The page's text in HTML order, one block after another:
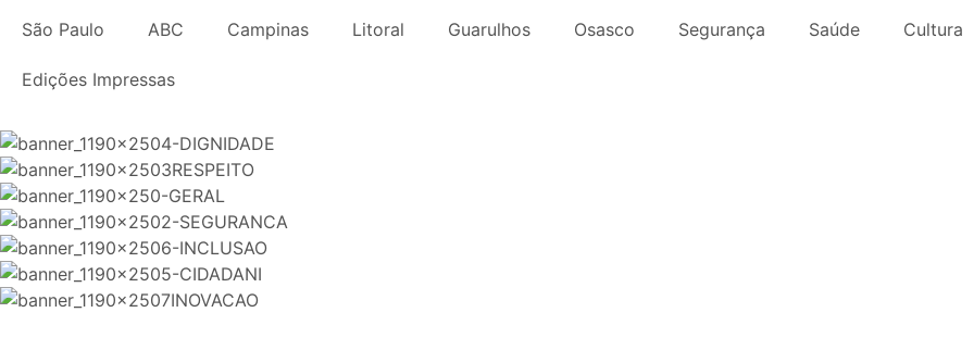
São Paulo ABC Campinas Litoral Guarulhos Osasco Segurança Saúde Cultura
Edições Impressas